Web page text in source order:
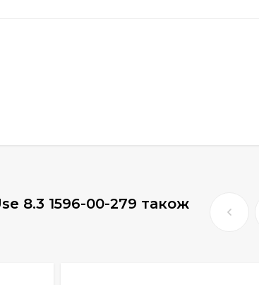
8.3 1596-00-279 також